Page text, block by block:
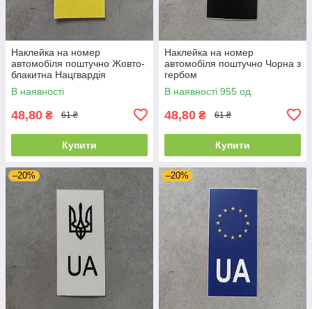
Наклейка на номер
автомобіля поштучно Жовто-
блакитна Нацгвардія
В наявності
48,80 ₴ 61 ₴
Купити
Наклейка на номер
автомобіля поштучно Чорна з
гербом
В наявності 955 од.
48,80 ₴ 61 ₴
Купити
–20% –20%